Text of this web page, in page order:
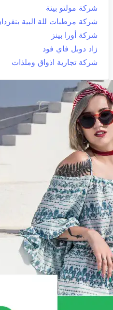
شركة مولتو بينة
شركة مرطبات للة البية
شركة أورا بينز
زاد دوبل فاي فود
شركة تجارية اذواق وملذات